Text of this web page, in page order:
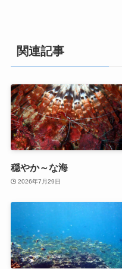
関連記事
穏やか～な海
2026年7月29日